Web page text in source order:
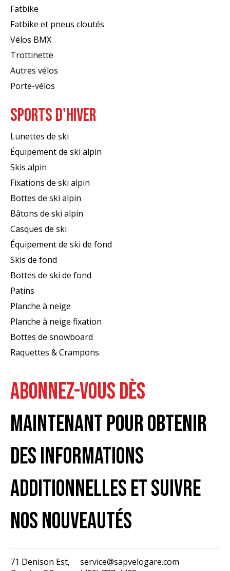
Fatbike
Fatbike et pneus cloutés
Vélos BMX
Trottinette
Autres vélos
Porte-vélos
SPORTS D'HIVER
Lunettes de ski
Équipement de ski alpin
Skis alpin
Fixations de ski alpin
Bottes de ski alpin
Bâtons de ski alpin
Casques de ski
Équipement de ski de fond
Skis de fond
Bottes de ski de fond
Patins
Planche à neige
Planche à neige fixation
Bottes de snowboard
Raquettes & Crampons
ABONNEZ-VOUS DÈS
MAINTENANT POUR OBTENIR
DES INFORMATIONS
ADDITIONNELLES ET SUIVRE
NOS NOUVEAUTÉS
71 Denison Est,
service@sapvelogare.com